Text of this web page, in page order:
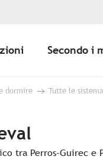
Secondo i
dormire Tutte le
tra Perros-Guirec e